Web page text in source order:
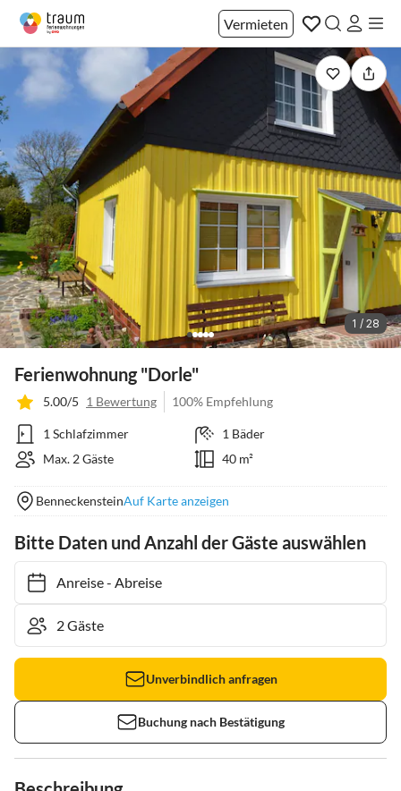
Vermieten
1 / 28
Ferienwohnung "Dorle"
5.00/5 1 Bewertung 100% Empfehlung
1 Schlafzimmer
1 Bäder
Max. 2 Gäste
40 m²
BenneckensteinAuf Karte anzeigen
Bitte Daten und Anzahl der Gäste auswählen
Anreise- Abreise
Unverbindlich anfragen
Buchung nach Bestätigung